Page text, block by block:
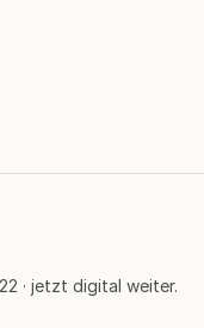
· jetzt digital weiter.